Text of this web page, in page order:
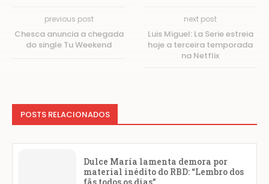
previous post
Chesca anuncia a chegada
do single Tu Weekend
next post
Luis Miguel: La Serie estreia
hoje a terceira temporada
na Netflix
POSTS RELACIONADOS
Dulce María lamenta demora por
material inédito do RBD: “Lembro dos
fãs todos os dias”